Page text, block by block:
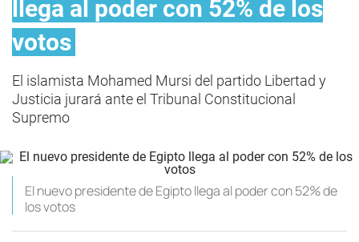
llega al poder con 52% de los
votos
El islamista Mohamed Mursi del partido Libertad y
Justicia jurará ante el Tribunal Constitucional
Supremo
El nuevo presidente de Egipto llega al poder con 52% de
los votos